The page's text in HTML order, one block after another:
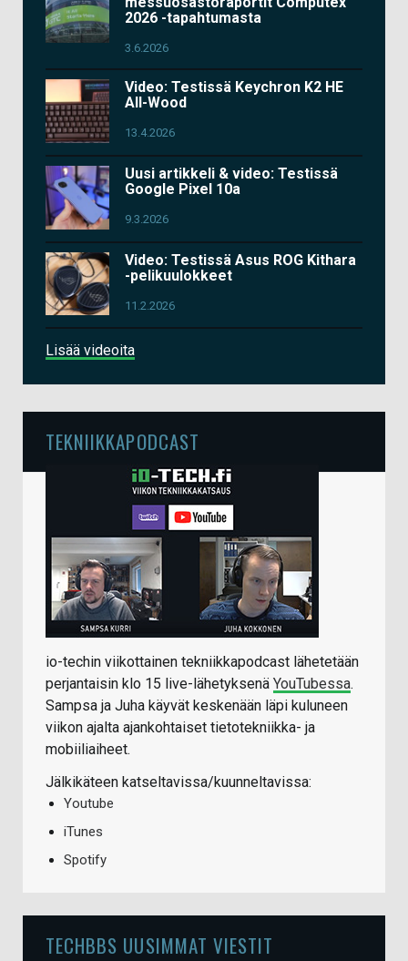
2026 -tapahtumasta
3.6.2026
Video: Testissä Keychron K2 HE
All-Wood
13.4.2026
Uusi artikkeli & video: Testissä
Google Pixel 10a
9.3.2026
Video: Testissä Asus ROG Kithara
-pelikuulokkeet
11.2.2026
Lisää videoita
TEKNIIKKAPODCAST
io-techin viikottainen tekniikkapodcast lähetetään
perjantaisin klo 15 live-lähetyksenä YouTubessa.
Sampsa ja Juha käyvät keskenään läpi kuluneen
viikon ajalta ajankohtaiset tietotekniikka- ja
mobiiliaiheet.
Jälkikäteen katseltavissa/kuunneltavissa:
Youtube
iTunes
Spotify
TECHBBS UUSIMMAT VIESTIT